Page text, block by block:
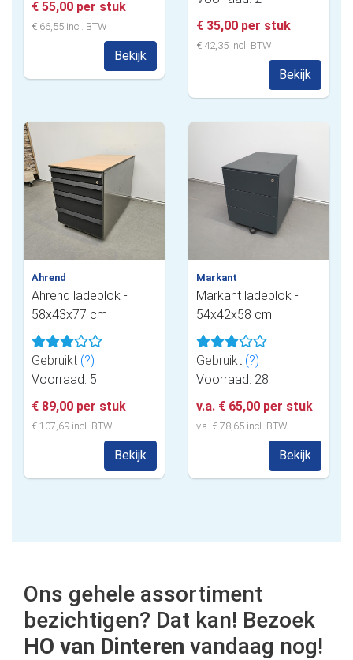
€ 55,00 per stuk
€ 66,55 incl. BTW
Bekijk
€ 35,00 per stuk
€ 42,35 incl. BTW
Bekijk
Ahrend
Ahrend ladeblok -
58x43x77 cm
Gebruikt (?)
Voorraad: 5
€ 89,00 per stuk
€ 107,69 incl. BTW
Bekijk
Markant
Markant ladeblok -
54x42x58 cm
Gebruikt (?)
Voorraad: 28
v.a. € 65,00 per stuk
v.a. € 78,65 incl. BTW
Bekijk
Ons gehele assortiment
bezichtigen? Dat kan! Bezoek
HO van Dinteren vandaag nog!